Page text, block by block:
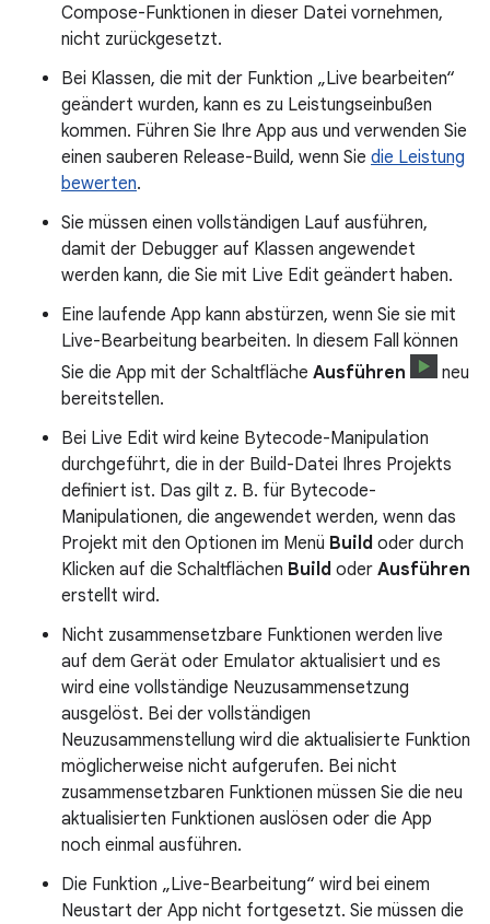
Compose-Funktionen in dieser Datei vornehmen,
nicht zurückgesetzt.
Bei Klassen, die mit der Funktion „Live bearbeiten“
geändert wurden, kann es zu Leistungseinbußen
kommen. Führen Sie Ihre App aus und verwenden Sie
einen sauberen Release-Build, wenn Sie die Leistung
bewerten.
Sie müssen einen vollständigen Lauf ausführen,
damit der Debugger auf Klassen angewendet
werden kann, die Sie mit Live Edit geändert haben.
Eine laufende App kann abstürzen, wenn Sie sie mit
Live-Bearbeitung bearbeiten. In diesem Fall können
Sie die App mit der Schaltfläche Ausführen
neu
bereitstellen.
Bei Live Edit wird keine Bytecode-Manipulation
durchgeführt, die in der Build-Datei Ihres Projekts
definiert ist. Das gilt z. B. für Bytecode-
Manipulationen, die angewendet werden, wenn das
Projekt mit den Optionen im Menü Build oder durch
Klicken auf die Schaltflächen Build oder Ausführen
erstellt wird.
Nicht zusammensetzbare Funktionen werden live
auf dem Gerät oder Emulator aktualisiert und es
wird eine vollständige Neuzusammensetzung
ausgelöst. Bei der vollständigen
Neuzusammenstellung wird die aktualisierte Funktion
möglicherweise nicht aufgerufen. Bei nicht
zusammensetzbaren Funktionen müssen Sie die neu
aktualisierten Funktionen auslösen oder die App
noch einmal ausführen.
Die Funktion „Live-Bearbeitung“ wird bei einem
Neustart der App nicht fortgesetzt. Sie müssen die